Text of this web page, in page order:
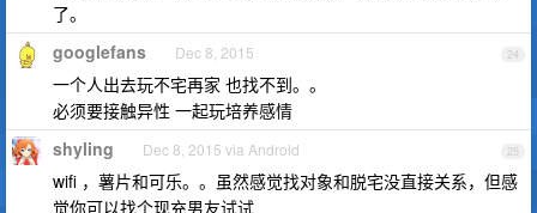
了。
24
googlefans Dec 8, 2015
一个人出去玩不宅再家 也找不到。。
必须要接触异性 一起玩培养感情
25
shyling Dec 8, 2015 via Android
wifi ，薯片和可乐。。虽然感觉找对象和脱宅没直接关系，但感
觉你可以找个现充男友试试